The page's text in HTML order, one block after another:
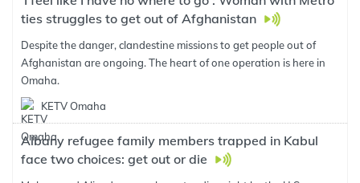
ties struggles to get out of Afghanistan
Despite the danger, clandestine missions to get people out of
Afghanistan are ongoing. The heart of one operation is here in
Omaha.
KETV Omaha
Albany refugee family members trapped in Kabul
face two choices: get out or die